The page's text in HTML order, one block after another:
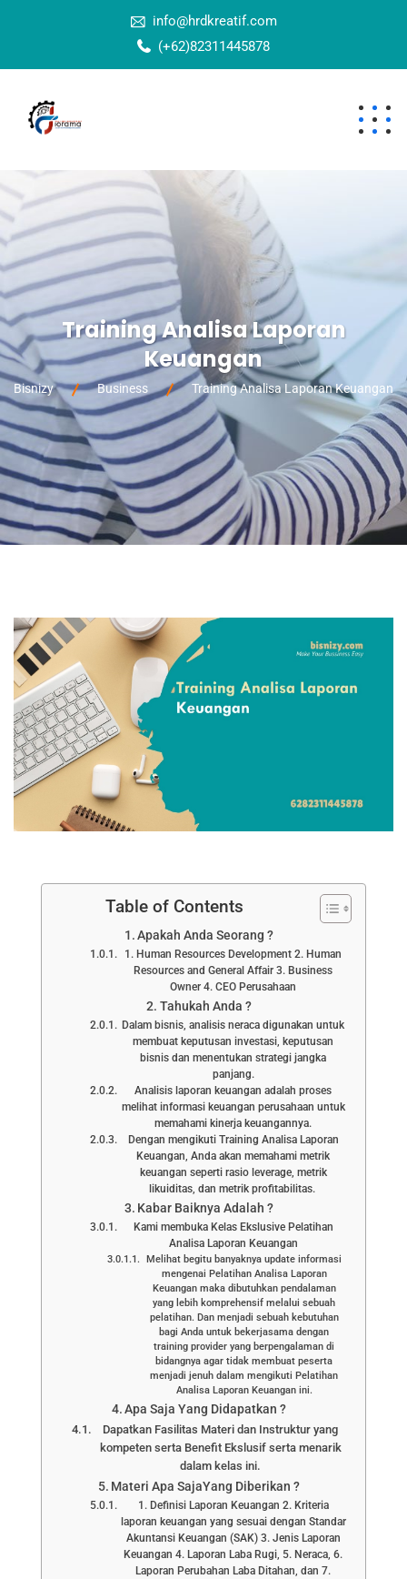
info@hrdkreatif.com
(+62)82311445878
Training Analisa Laporan
Keuangan
Bisnizy Business Training Analisa Laporan Keuangan
Table of Contents
Apakah Anda Seorang ?
1. Human Resources Development 2. Human
Resources and General Affair 3. Business
Owner 4. CEO Perusahaan
Tahukah Anda ?
Dalam bisnis, analisis neraca digunakan untuk
membuat keputusan investasi, keputusan
bisnis dan menentukan strategi jangka
panjang.
Analisis laporan keuangan adalah proses
melihat informasi keuangan perusahaan untuk
memahami kinerja keuangannya.
Dengan mengikuti Training Analisa Laporan
Keuangan, Anda akan memahami metrik
keuangan seperti rasio leverage, metrik
likuiditas, dan metrik profitabilitas.
Kabar Baiknya Adalah ?
Kami membuka Kelas Ekslusive Pelatihan
Analisa Laporan Keuangan
Melihat begitu banyaknya update informasi
mengenai Pelatihan Analisa Laporan
Keuangan maka dibutuhkan pendalaman
yang lebih komprehensif melalui sebuah
pelatihan. Dan menjadi sebuah kebutuhan
bagi Anda untuk bekerjasama dengan
training provider yang berpengalaman di
bidangnya agar tidak membuat peserta
menjadi jenuh dalam mengikuti Pelatihan
Analisa Laporan Keuangan ini.
Apa Saja Yang Didapatkan ?
Dapatkan Fasilitas Materi dan Instruktur yang
kompeten serta Benefit Ekslusif serta menarik
dalam kelas ini.
Materi Apa SajaYang Diberikan ?
1. Definisi Laporan Keuangan 2. Kriteria
laporan keuangan yang sesuai dengan Standar
Akuntansi Keuangan (SAK) 3. Jenis Laporan
Keuangan 4. Laporan Laba Rugi, 5. Neraca, 6.
Laporan Perubahan Laba Ditahan, dan 7.